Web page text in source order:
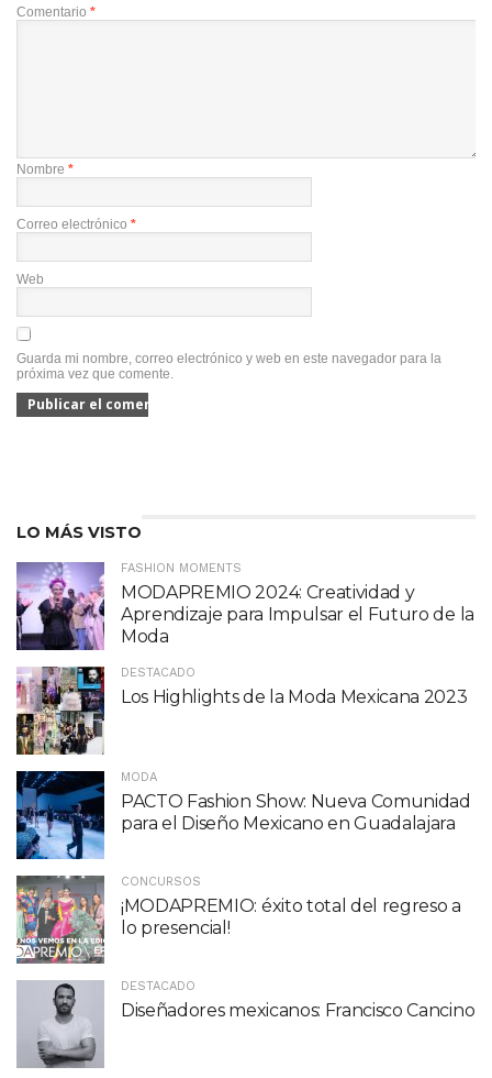
Comentario *
Nombre *
Correo electrónico *
Web
Guarda mi nombre, correo electrónico y web en este navegador para la
próxima vez que comente.
LO MÁS VISTO
FASHION MOMENTS
MODAPREMIO 2024: Creatividad y
Aprendizaje para Impulsar el Futuro de la
Moda
DESTACADO
Los Highlights de la Moda Mexicana 2023
MODA
PACTO Fashion Show: Nueva Comunidad
para el Diseño Mexicano en Guadalajara
CONCURSOS
¡MODAPREMIO: éxito total del regreso a
lo presencial!
DESTACADO
Diseñadores mexicanos: Francisco Cancino